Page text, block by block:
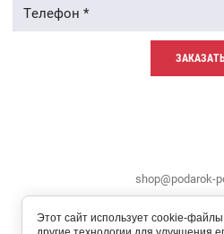
shop@podarok-
Этот сайт использует cookie-файлы